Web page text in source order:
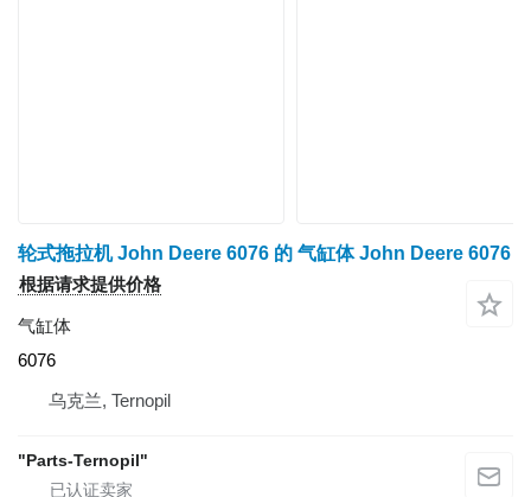
轮式拖拉机 John Deere 6076 的 气缸体 John Deere 6076
根据请求提供价格
气缸体
6076
乌克兰, Ternopil
"Parts-Ternopil"